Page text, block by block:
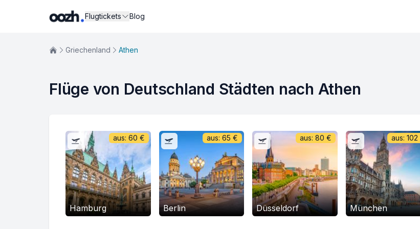
Flugtickets Blog
Griechenland Athen
Flüge von Deutschland Städten nach Athen
Hamburg
aus: 60 €
Berlin
aus: 65 €
Düsseldorf
aus: 80 €
München
aus: 102